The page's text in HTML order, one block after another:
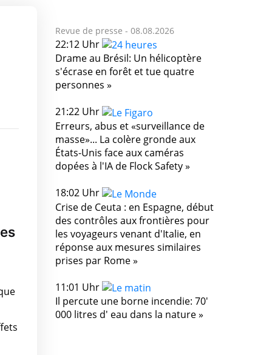
Revue de presse - 08.08.2026
22:12 Uhr
Drame au Brésil: Un hélicoptère
s'écrase en forêt et tue quatre
personnes »
21:22 Uhr
Erreurs, abus et «surveillance de
masse»... La colère gronde aux
États-Unis face aux caméras
dopées à l'IA de Flock Safety »
18:02 Uhr
Crise de Ceuta : en Espagne, début
des contrôles aux frontières pour
les voyageurs venant d'Italie, en
réponse aux mesures similaires
prises par Rome »
11:01 Uhr
Il percute une borne incendie: 70'
000 litres d' eau dans la nature »